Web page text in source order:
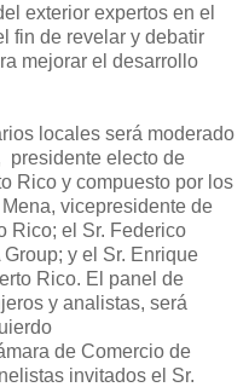
exterior expertos en el
fin de revelar y debatir
mejorar el desarrollo
l ocales será moderado
presidente e lecto de
Rico y compuesto por los
Mena, vicepresidente de
Rico; el Sr. Federico
Group; y el Sr. Enrique
Rico. El panel de
y analistas, será
de Comercio de
invitados el Sr.